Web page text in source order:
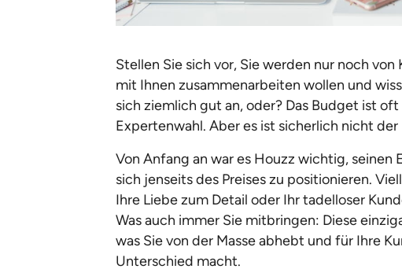
Stellen Sie sich vor, Sie werden nur noch
mit Ihnen zusammenarbeiten wollen und
sich ziemlich gut an, oder? Das Budget ist
Expertenwahl. Aber es ist sicherlich nicht der
Von Anfang an war es Houzz wichtig,
sich jenseits des Preises zu positionieren.
Ihre Liebe zum Detail oder Ihr tadelloser
Was auch immer Sie mitbringen: Diese
was Sie von der Masse abhebt und für Ihre
Unterschied macht.